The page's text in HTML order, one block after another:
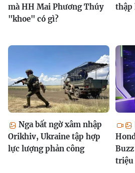
mà HH Mai Phương Thúy
"khoe" có gì?
thập
Nga bất ngờ xâm nhập
Orikhiv, Ukraine tập hợp
lực lượng phản công
triệu